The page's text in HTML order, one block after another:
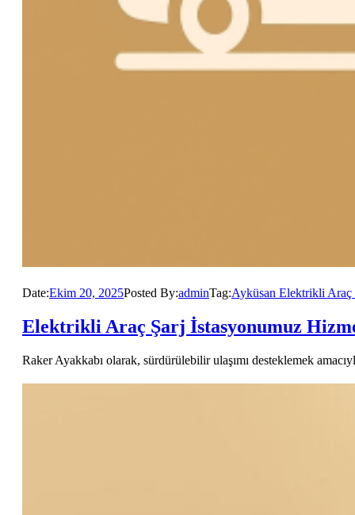
Date:Ekim 20, 2025Posted By:adminTag:Ayküsan Elektrikli Araç
Elektrikli Araç Şarj İstasyonumuz
Raker Ayakkabı olarak, sürdürülebilir ulaşımı desteklemek